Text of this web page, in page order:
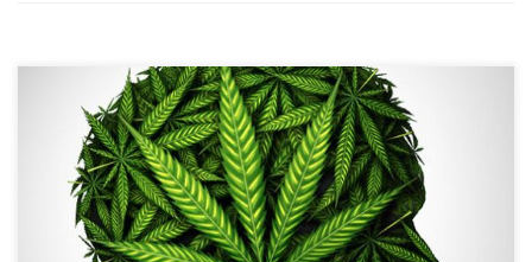
Światowa Organizacja Zdrowia (WHO) szacuje, że
jedno na 160 dzieci na świecie cierpi na ASD. Przy tak
wielu miejscach na mapie świata, które przyjęły
legalizację konopi indyjskich – w tym w Kanadzie,